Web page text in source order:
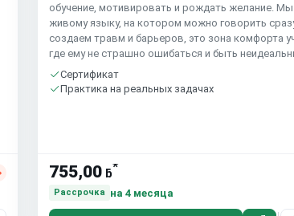
обучение, мотивировать и рождать желание. Мы
живому языку, на котором можно говорить
создаем травм и барьеров, это зона комфорта
где ему не страшно ошибаться и быть
Сертификат
Практика на реальных задачах
755,00 ƃ*
Рассрочка на 4 месяца